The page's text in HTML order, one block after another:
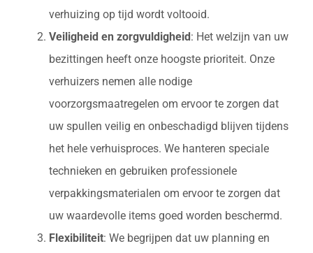
verhuizing op tijd wordt voltooid.
Veiligheid en zorgvuldigheid : Het welzijn van uw
bezittingen heeft onze hoogste prioriteit. Onze
verhuizers nemen alle nodige
voorzorgsmaatregelen om ervoor te zorgen dat
uw spullen veilig en onbeschadigd blijven tijdens
het hele verhuisproces. We hanteren speciale
technieken en gebruiken professionele
verpakkingsmaterialen om ervoor te zorgen dat
uw waardevolle items goed worden beschermd.
Flexibiliteit: We begrijpen dat uw planning en